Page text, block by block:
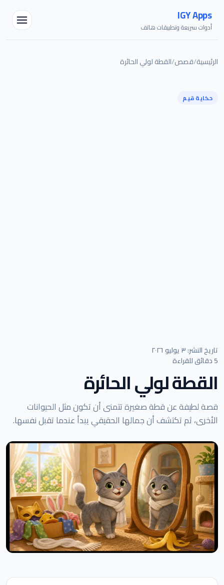
IGY Apps
أدوات سريعة وتطبيقات هاتف
الرئيسية/قصص/القطة لولي الحائرة
حكاية قيم
تاريخ النشر: ٣ يوليو ٢٠٢٦
5 دقائق للقراءة
القطة لولي الحائرة
قصة لطيفة عن قطة صغيرة تتمنى أن تكون مثل الحيوانات
الأخرى، ثم تكتشف أن جمالها الحقيقي يبدأ عندما تقبل نفسها.